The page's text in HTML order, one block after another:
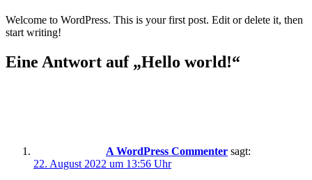
Welcome to WordPress. This is your first post. Edit or delete it, then
start writing!
Eine Antwort auf „Hello world!“
A WordPress Commenter sagt:
22. August 2022 um 13:56 Uhr